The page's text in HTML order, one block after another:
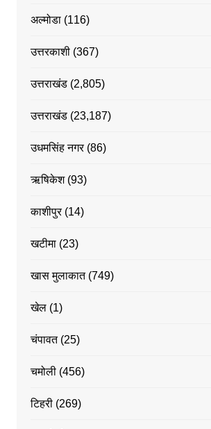
अल्मोडा(116)
उत्तरकाशी(367)
उत्तराखंड(2,805)
उत्तराखंड(23,187)
उधमसिंह नगर(86)
ऋषिकेश(93)
काशीपुर(14)
खटीमा(23)
खास मुलाकात(749)
खेल(1)
चंपावत(25)
चमोली(456)
टिहरी(269)